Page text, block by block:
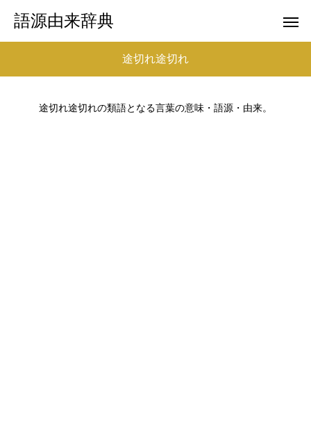
語源由来辞典
途切れ途切れ
途切れ途切れの類語となる言葉の意味・語源・由来。